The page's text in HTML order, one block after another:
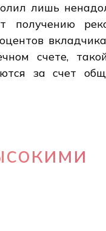
лишь
получению
счете,
за счет